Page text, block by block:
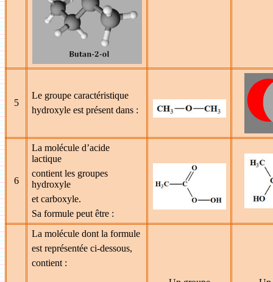
5
Le groupe caractéristique
hydroxyle est présent dans :
6
La molécule d’acide
lactique
contient les groupes
hydroxyle
et carboxyle.
Sa formule peut être :
La molécule dont la formule
est représentée ci-dessous,
contient :